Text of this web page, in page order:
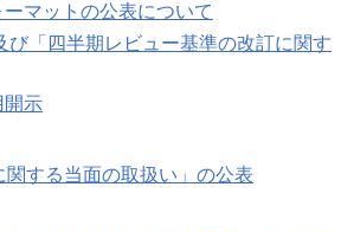
マットの公表について
び「四半期レビュー基準の改訂に関す
開示
する当面の取扱い」の公表